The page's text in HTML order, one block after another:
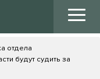
отдела
будут судить за